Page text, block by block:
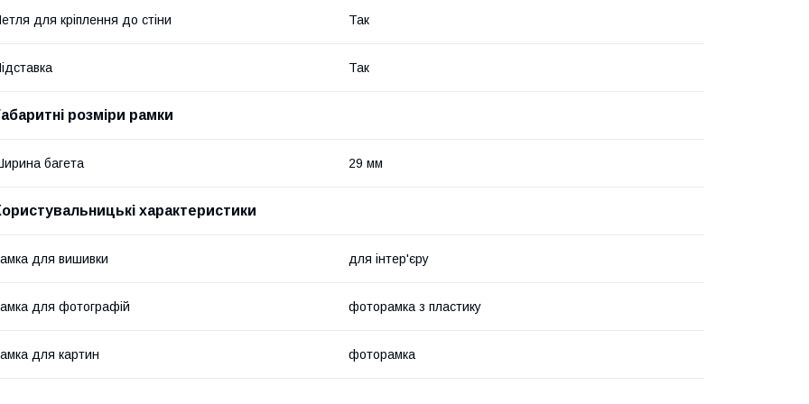
для кріплення до стіни Так
Так
розміри рамки
багета 29 мм
характеристики
для вишивки для інтер'єру
для фотографій фоторамка з пластику
для картин фоторамка